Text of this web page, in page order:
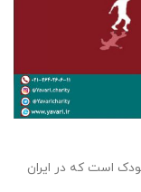
کتاب کودک است که در ایران